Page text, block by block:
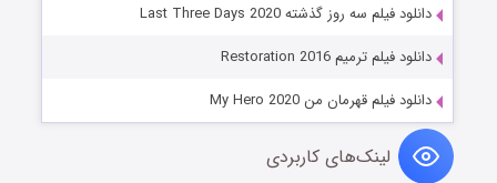
دانلود فیلم سه روز گذشته Last Three Days 2020
دانلود فیلم ترمیم Restoration 2016
دانلود فیلم قهرمان من My Hero 2020
لینک‌های کاربردی